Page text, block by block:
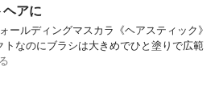
アに
ディングマスカラ⁡《ヘアスティック》⁡
にブラシは大きめでひと塗りで広範